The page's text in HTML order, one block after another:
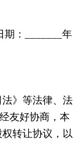
期：_______年
》等法律、法
友好协商，本
转让协议，以